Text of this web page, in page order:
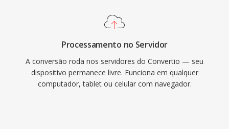
Processamento no Servidor
A conversão roda nos servidores do Convertio — seu
dispositivo permanece livre. Funciona em qualquer
computador, tablet ou celular com navegador.